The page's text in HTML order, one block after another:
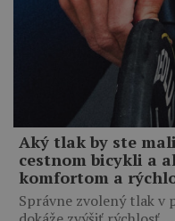
Aký tlak by ste
cestnom bicykli a
komfortom a
Správne zvolený tlak v